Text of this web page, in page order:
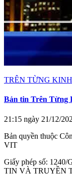
TRÊN TỪNG
Bản tin Trên Từng
21:15 ngày 21/12/
Bản quyền thuộc
VIT
Giấy phép số:
TIN VÀ TRUYỀN